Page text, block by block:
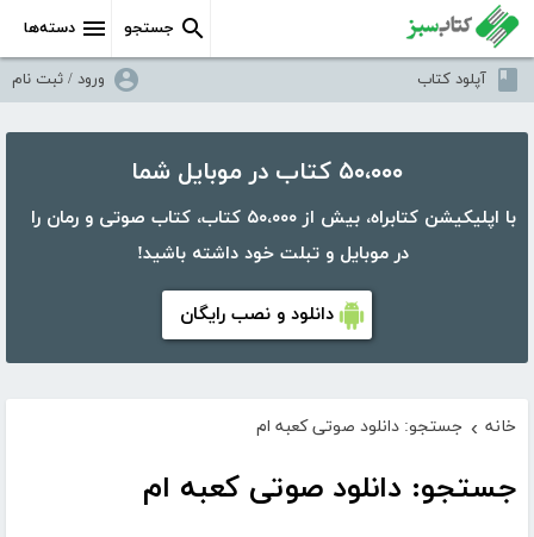
دسته‌ها جستجو
آپلود کتاب ورود / ثبت نام
۵۰،۰۰۰ کتاب در موبایل شما
با اپلیکیشن کتابراه، بیش از ۵۰،۰۰۰ کتاب، کتاب صوتی و رمان را
در موبایل و تبلت خود داشته باشید!
دانلود و نصب رایگان
خانه › جستجو: دانلود صوتی کعبه ام
جستجو: دانلود صوتی کعبه ام